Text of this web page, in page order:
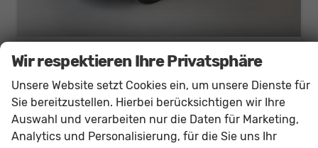
Cupra Terramar
sofort lieferbar Neuwagen
Fahrzeugnr. 60869 Getriebe
Doppelkupplungsgetriebe (DSG)
Kraftstoff Benzin Außenfarbe
Wir respektieren Ihre Privatsphäre
Unsere Website setzt Cookies ein, um unsere Dienste für
Sie bereitzustellen. Hierbei berücksichtigen wir Ihre
Auswahl und verarbeiten nur die Daten für Marketing,
Analytics und Personalisierung, für die Sie uns Ihr